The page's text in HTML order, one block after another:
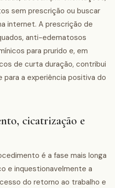
sem prescrição ou buscar
internet. A prescrição de
anti-edematosos
para prurido e, em
de curta duração, contribui
a experiência positiva do
cicatrização e
é a fase mais longa
e inquestionavelmente a
do retorno ao trabalho e